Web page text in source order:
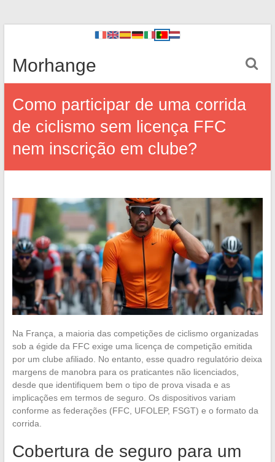
Morhange
Como participar de uma corrida
de ciclismo sem licença FFC
nem inscrição em clube?
Na França, a maioria das competições de ciclismo organizadas
sob a égide da FFC exige uma licença de competição emitida
por um clube afiliado. No entanto, esse quadro regulatório deixa
margens de manobra para os praticantes não licenciados,
desde que identifiquem bem o tipo de prova visada e as
implicações em termos de seguro. Os dispositivos variam
conforme as federações (FFC, UFOLEP, FSGT) e o formato da
corrida.
Cobertura de seguro para um